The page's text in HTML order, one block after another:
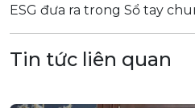
ESG đưa ra trong Sổ tay
Tin tức liên quan